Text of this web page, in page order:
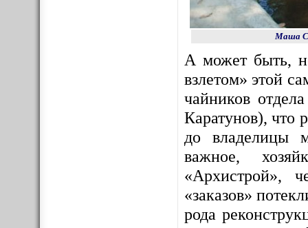
Маша
А может быть,
взлетом» этой
чайников
Каратунов), что
до владелицы
важное,
«Архистрой»,
«заказов»
рода